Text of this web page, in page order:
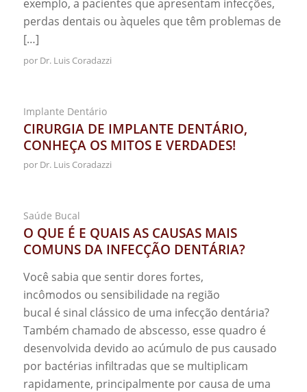
exemplo, a pacientes que apresentam infecções,
perdas dentais ou àqueles que têm problemas de
[…]
por Dr. Luis Coradazzi
Implante Dentário
CIRURGIA DE IMPLANTE DENTÁRIO,
CONHEÇA OS MITOS E VERDADES!
por Dr. Luis Coradazzi
Saúde Bucal
O QUE É E QUAIS AS CAUSAS MAIS
COMUNS DA INFECÇÃO DENTÁRIA?
Você sabia que sentir dores fortes,
incômodos ou sensibilidade na região
bucal é sinal clássico de uma infecção dentária?
Também chamado de abscesso, esse quadro é
desenvolvida devido ao acúmulo de pus causado
por bactérias infiltradas que se multiplicam
rapidamente, principalmente por causa de uma